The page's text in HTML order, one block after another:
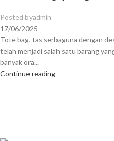
Posted byadmin
17/06/2025
Tote bag, tas serbaguna dengan
telah menjadi salah satu barang
banyak ora...
Continue reading